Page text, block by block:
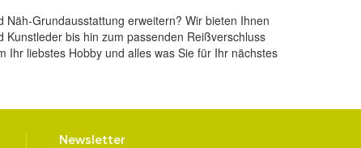
Grundausstattung erweitern? Wir bieten Ihnen
bis hin zum passenden Reißverschluss
Ihr liebstes Hobby und alles was Sie für Ihr nächstes
Newsletter